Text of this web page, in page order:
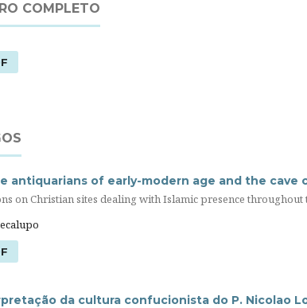
COMPLETO
antiquarians of early-modern age and the cave
on Christian sites dealing with Islamic presence
da cultura confucionista do P. Nicolao